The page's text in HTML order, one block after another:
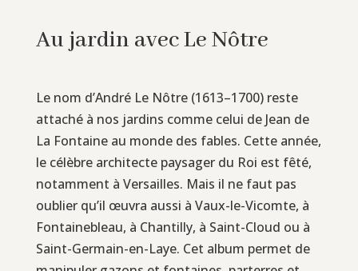
Au jardin avec Le Nôtre
Le nom d’André Le Nôtre (1613–1700) reste
attaché à nos jardins comme celui de Jean de
La Fontaine au monde des fables. Cette année,
le célèbre architecte paysager du Roi est fêté,
notamment à Versailles. Mais il ne faut pas
oublier qu’il œuvra aussi à Vaux-le-Vicomte, à
Fontainebleau, à Chantilly, à Saint-Cloud ou à
Saint-Germain-en-Laye. Cet album permet de